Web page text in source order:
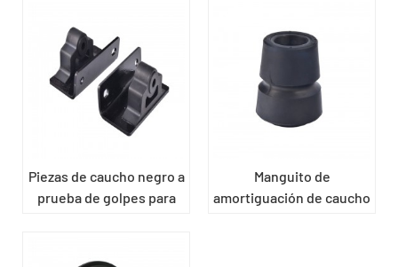
Piezas de caucho negro a
prueba de golpes para
Manguito de
amortiguación de caucho